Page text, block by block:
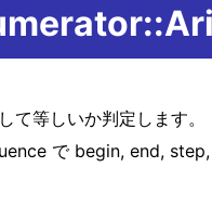
等しいか判定します。
で begin, end, step,